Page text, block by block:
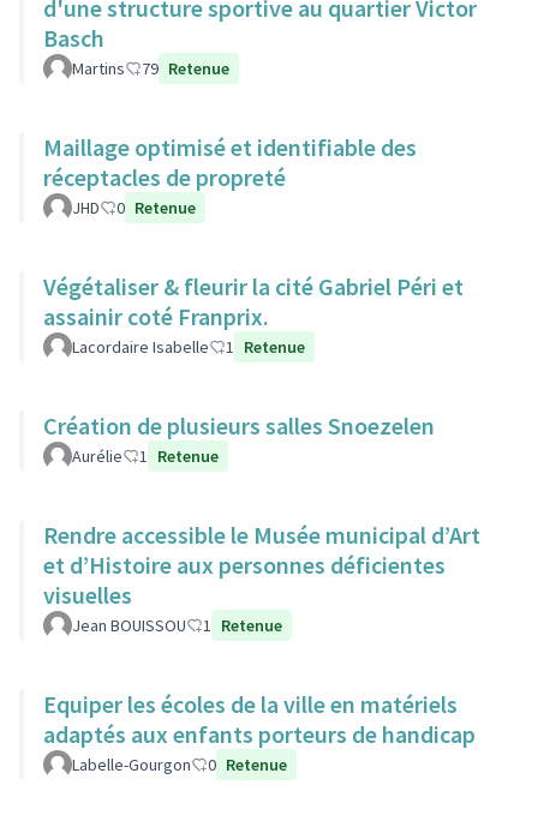
d'une structure sportive au quartier Victor
Basch
Martins 79 Retenue
Maillage optimisé et identifiable des
réceptacles de propreté
JHD 0 Retenue
Végétaliser & fleurir la cité Gabriel Péri et
assainir coté Franprix.
Lacordaire Isabelle 1 Retenue
Création de plusieurs salles Snoezelen
Aurélie 1 Retenue
Rendre accessible le Musée municipal d’Art
et d’Histoire aux personnes déficientes
visuelles
Jean BOUISSOU 1 Retenue
Equiper les écoles de la ville en matériels
adaptés aux enfants porteurs de handicap
Labelle-Gourgon 0 Retenue